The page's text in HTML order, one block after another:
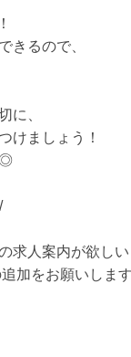
きるので、
に、
けましょう！
◎
求人案内が欲し
加をお願いしま